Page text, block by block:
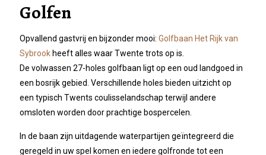
Golfen
Opvallend gastvrij en bijzonder mooi: Golfbaan Het Rijk van
Sybrook heeft alles waar Twente trots op is.
De volwassen 27-holes golfbaan ligt op een oud landgoed in
een bosrijk gebied. Verschillende holes bieden uitzicht op
een typisch Twents coulisselandschap terwijl andere
omsloten worden door prachtige bospercelen.
In de baan zijn uitdagende waterpartijen geïntegreerd die
geregeld in uw spel komen en iedere golfronde tot een